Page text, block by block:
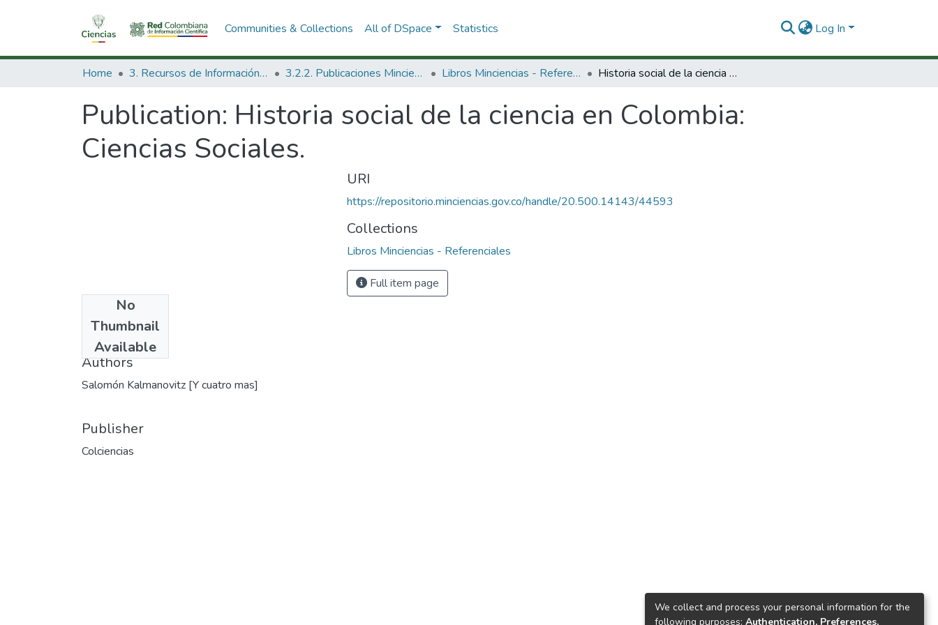
Communities & Collections All of DSpace Statistics Log In
Home 3. Recursos de Información Científica y Tecnológica 3.2.2. Publicaciones Minciencias Libros Minciencias - Referenciales Historia social de la ciencia en Colombia: Ciencias Sociales.
Publication: Historia social de la ciencia en Colombia:
Ciencias Sociales.
No
Thumbnail
Available
1993
Authors
Salomón Kalmanovitz [Y cuatro mas]
Publisher
Colciencias
URI
https://repositorio.minciencias.gov.co/handle/20.500.14143/44593
Collections
Libros Minciencias - Referenciales
Full item page
We collect and process your personal information for the
following purposes: Authentication, Preferences,